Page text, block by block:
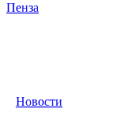
Пенза
Новости